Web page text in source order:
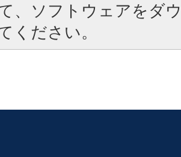
、ソフトウェアをダ
ください。